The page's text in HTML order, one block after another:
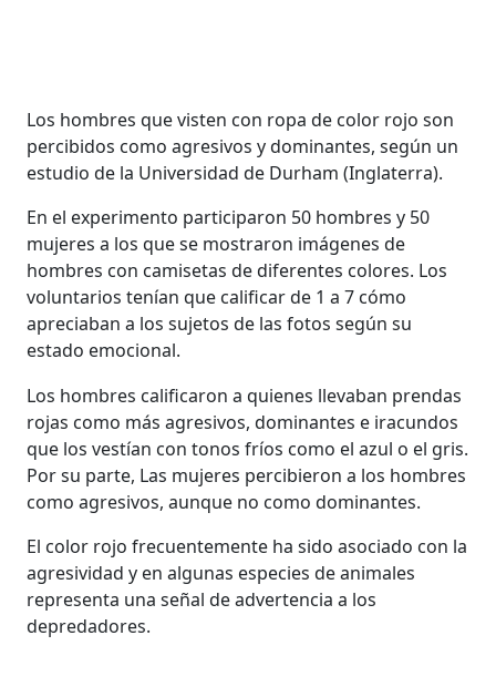
Los hombres que visten con ropa de color rojo son
percibidos como agresivos y dominantes, según un
estudio de la Universidad de Durham (Inglaterra).
En el experimento participaron 50 hombres y 50
mujeres a los que se mostraron imágenes de
hombres con camisetas de diferentes colores. Los
voluntarios tenían que calificar de 1 a 7 cómo
apreciaban a los sujetos de las fotos según su
estado emocional.
Los hombres calificaron a quienes llevaban prendas
rojas como más agresivos, dominantes e iracundos
que los vestían con tonos fríos como el azul o el gris.
Por su parte, Las mujeres percibieron a los hombres
como agresivos, aunque no como dominantes.
El color rojo frecuentemente ha sido asociado con la
agresividad y en algunas especies de animales
representa una señal de advertencia a los
depredadores.